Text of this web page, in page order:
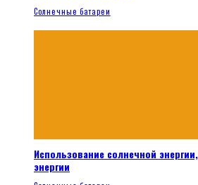
Солнечные батареи
Использование солнечной
энергии